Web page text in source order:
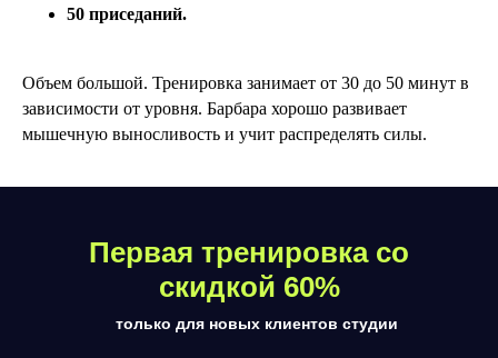
50 приседаний.
Объем большой. Тренировка занимает от 30 до 50 минут в
зависимости от уровня. Барбара хорошо развивает
мышечную выносливость и учит распределять силы.
только для новых клиентов студии
Первая тренировка со
скидкой 60%